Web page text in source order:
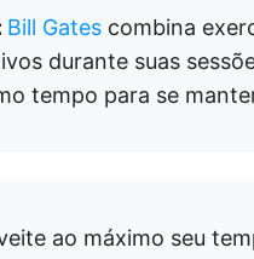
Bill Gates combina
durante suas
tempo para se
ao máximo seu